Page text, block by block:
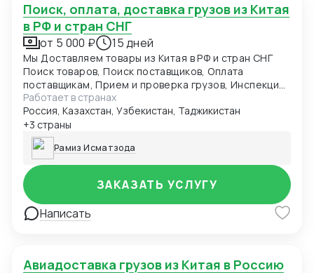
Поиск, оплата, доставка грузов из Китая
в РФ и стран СНГ
от 5 000 ₽ 15 дней
Мы Доставляем товары из Китая в РФ и стран СНГ
Поиск товаров, Поиск поставщиков, Оплата
поставщикам, Прием и проверка грузов, Инспекция
товара, Складирование товаров, Брендирование
товаров, Нанесение логотипов, Русификация
товара, Изменения дизайна и коробки
Работает в странах
Россия, Казахстан, Узбекистан, Таджикистан
+3 страны
Рамиз Исматзода
Написать
ЗАКАЗАТЬ УСЛУГУ
Авиадоставка грузов из Китая в Россию